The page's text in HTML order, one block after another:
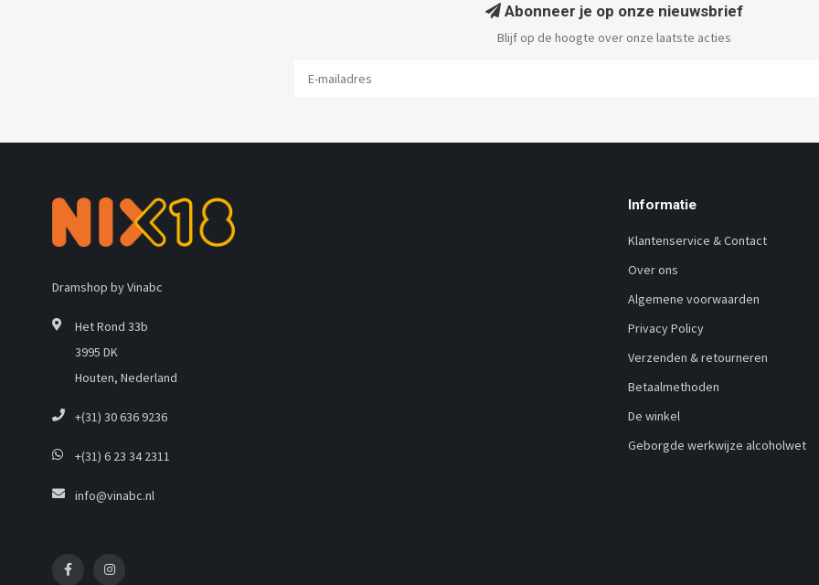
Abonneer je op onze nieuwsbrief
Blijf op de hoogte over onze laatste acties
Dramshop by Vinabc
Het Rond 33b
3995 DK
Houten, Nederland
+(31) 30 636 9236
+(31) 6 23 34 2311
info@vinabc.nl
Informatie
Klantenservice & Contact
Over ons
Algemene voorwaarden
Privacy Policy
Verzenden & retourneren
Betaalmethoden
De winkel
Geborgde werkwijze alcoholwet